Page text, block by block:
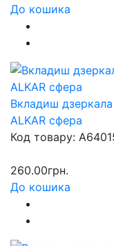
До кошика
Вкладиш
ALKAR сфера
Код товару:
260.00грн.
До кошика